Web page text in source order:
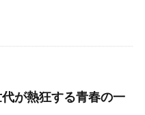
が熱狂する青春の一